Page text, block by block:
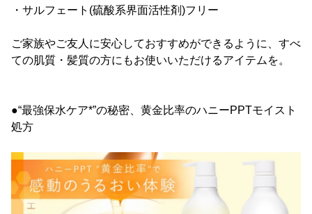
・サルフェート(硫酸系界面活性剤)フリー
ご家族やご友人に安心しておすすめができるように、すべ
ての肌質・髪質の方にもお使いいただけるアイテムを。
●“最強保水ケア*”の秘密、黄金比率のハニーPPTモイスト
処方